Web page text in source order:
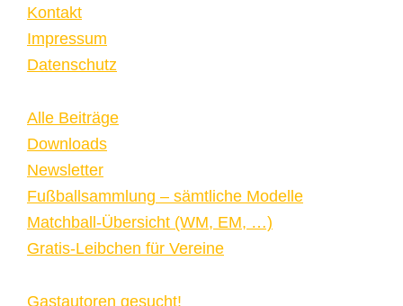
Kontakt
Impressum
Datenschutz
Alle Beiträge
Downloads
Newsletter
Fußballsammlung – sämtliche Modelle
Matchball-Übersicht (WM, EM, …)
Gratis-Leibchen für Vereine
Gastautoren gesucht!